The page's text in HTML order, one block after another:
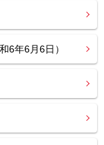
6年6月6日）